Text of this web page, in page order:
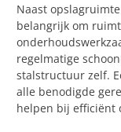
Naast
belangrijk om
regelmatige
stalstructuur zelf.
alle benodigde
helpen bij efficiënt